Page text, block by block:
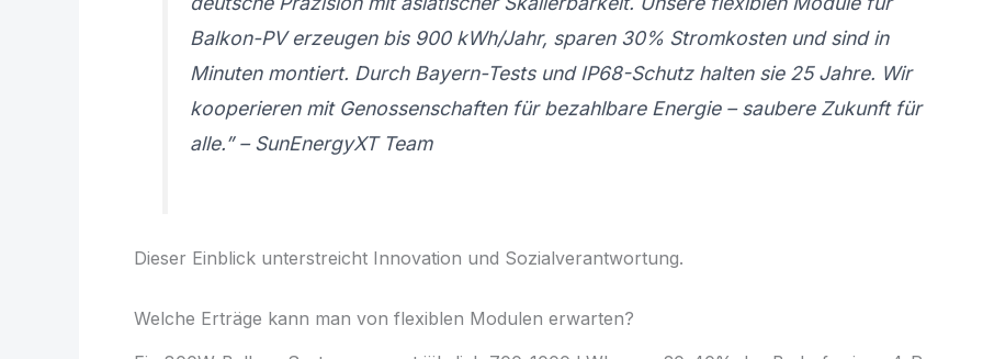
Balkon-PV erzeugen bis 900 kWh/Jahr, sparen 30% Stromkosten und sind in
Minuten montiert. Durch Bayern-Tests und IP68-Schutz halten sie 25 Jahre. Wir
kooperieren mit Genossenschaften für bezahlbare Energie – saubere Zukunft für
alle.” – SunEnergyXT Team
Dieser Einblick unterstreicht Innovation und Sozialverantwortung.
Welche Erträge kann man von flexiblen Modulen erwarten?